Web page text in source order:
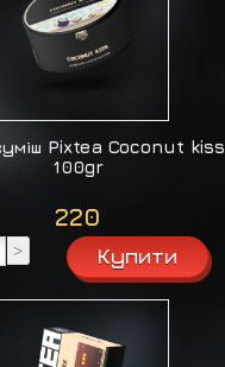
Pixtea Coconut kiss
100gr
220
>